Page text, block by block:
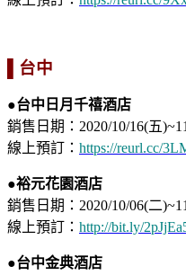
▌台中
●台中日月千禧酒店
銷售日期：2020/10/16(五
線上預訂： https://reurl.cc/
●裕元花園酒店
銷售日期：2020/10/06(二
線上預訂： http://bit.ly/
●台中金典酒店